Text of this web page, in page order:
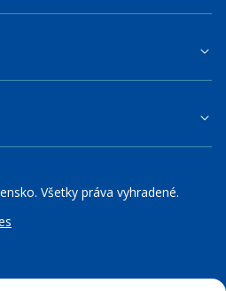
Všetky práva vyhradené.